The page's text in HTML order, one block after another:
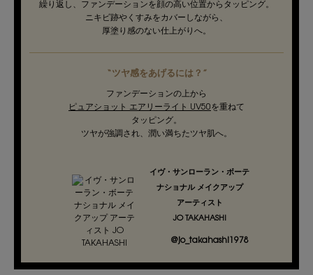
繰り返し、ファンデーションを顔の高い位置からタッピング。
ニキビ跡やくすみをカバーしながら、
厚塗り感のない仕上がりへ。
“ツヤ感をあげるには？”
ファンデーションの上から
ピュアショット エアリーライト UV50を重ねて
タッピング。
ツヤが強調され、潤い満ちたツヤ肌へ。
イヴ・サンローラン・ボーテ
ナショナル メイクアップ
アーティスト
JO TAKAHASHI
@jo_takahashi1978